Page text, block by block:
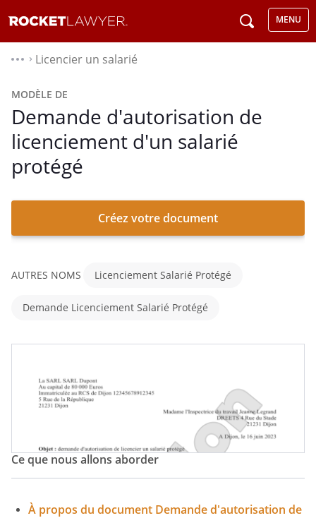
MENU
⌃ Licencier un salarié
MODÈLE DE
Demande d'autorisation de
licenciement d'un salarié
protégé
Créez votre document
AUTRES NOMS Licenciement Salarié Protégé
Demande Licenciement Salarié Protégé
Ce que nous allons aborder
À propos du document Demande d'autorisation de